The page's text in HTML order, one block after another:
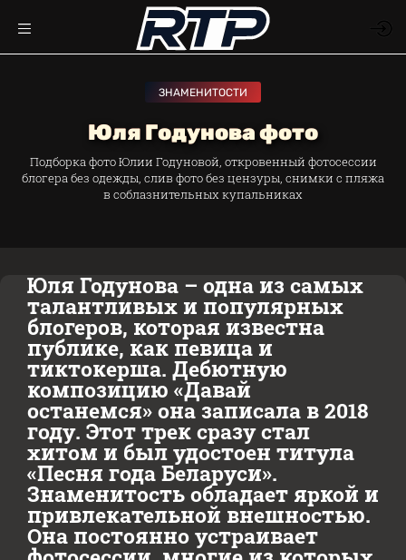
ЗНАМЕНИТОСТИ
Юля Годунова фото
Подборка фото Юлии Годуновой, откровенный фотосессии
блогера без одежды, слив фото без цензуры, снимки с пляжа
в соблазнительных купальниках
Юля Годунова – одна из самых
талантливых и популярных
блогеров, которая известна
публике, как певица и
тиктокерша. Дебютную
композицию «Давай
останемся» она записала в 2018
году. Этот трек сразу стал
хитом и был удостоен титула
«Песня года Беларуси».
Знаменитость обладает яркой и
привлекательной внешностью.
Она постоянно устраивает